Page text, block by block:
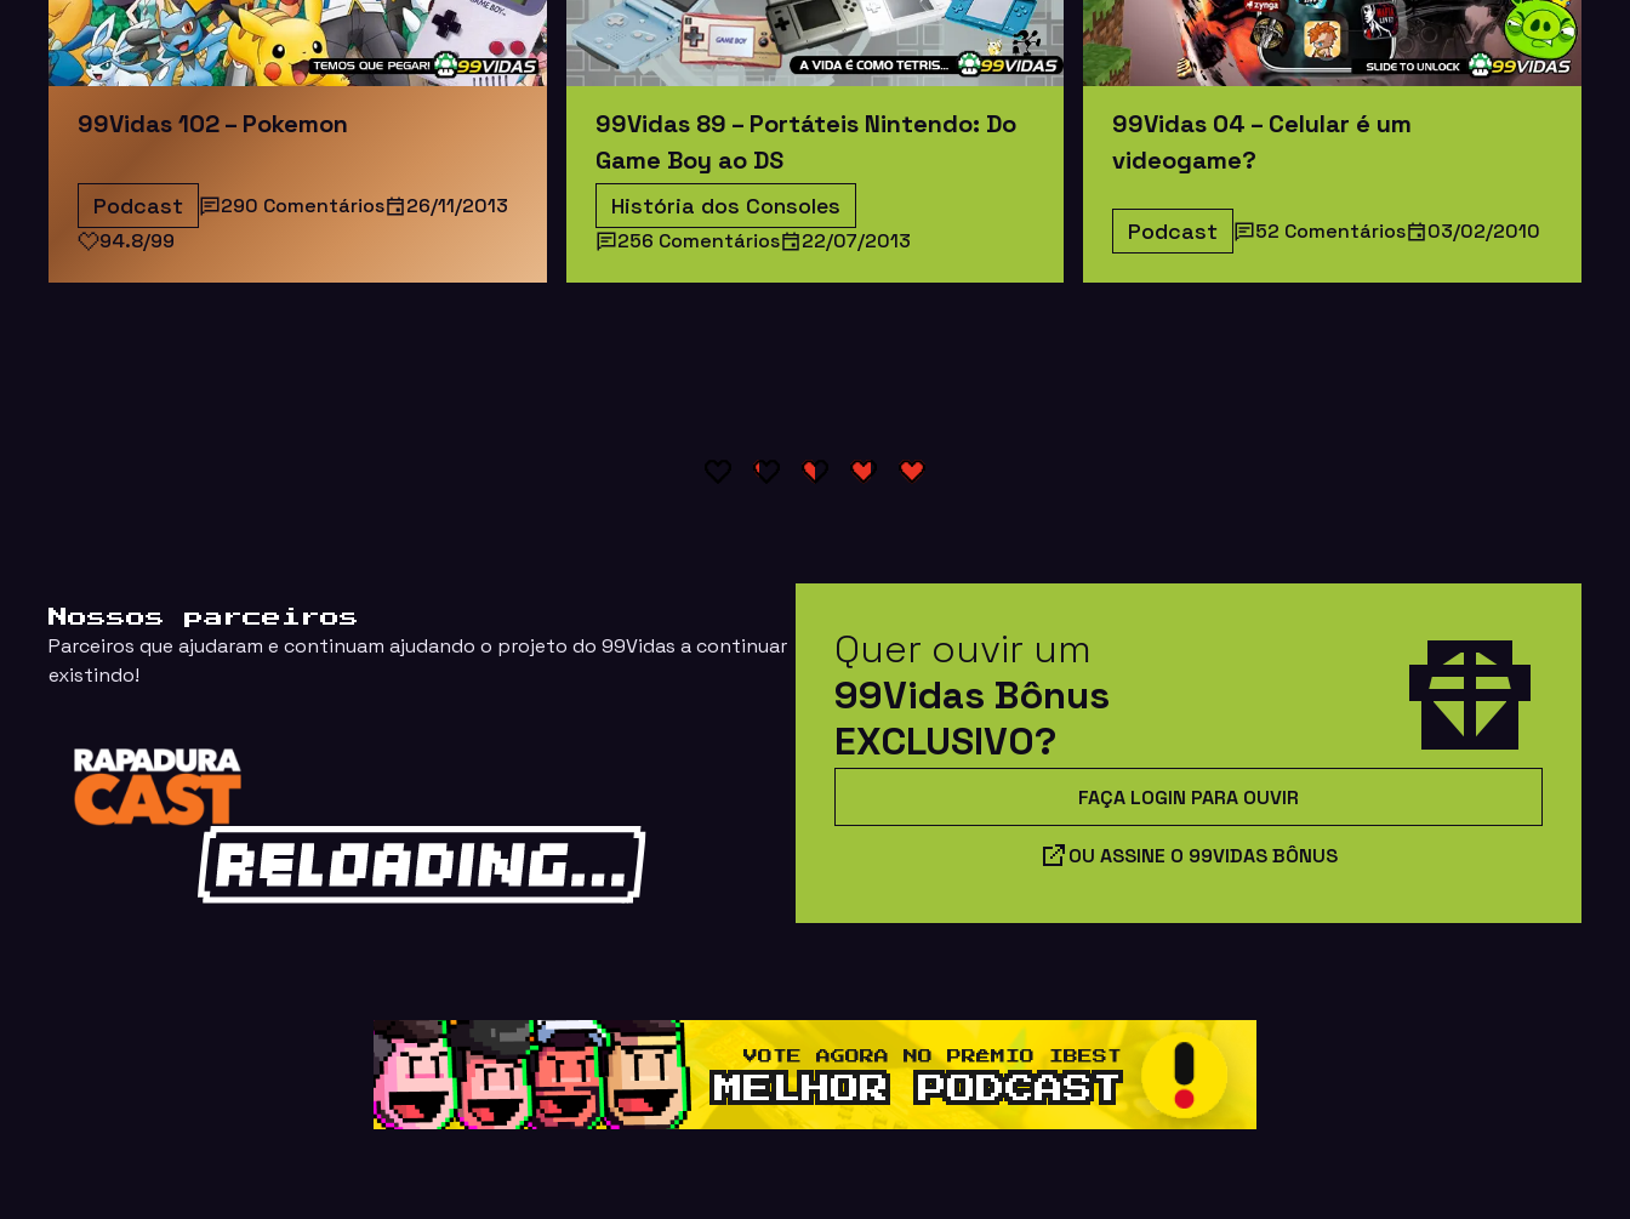
99Vidas 102 – Pokemon
Podcast 290 Comentários
26/11/2013
94.8/99
99Vidas 89 – Portáteis Nintendo: Do
Game Boy ao DS
História dos Consoles
256 Comentários 22/07/2013
99Vidas 04 – Celular é um
videogame?
Podcast 52 Comentários 03/02/2010
Quer ouvir um
99Vidas Bônus
EXCLUSIVO?
FAÇA LOGIN PARA OUVIR
OU ASSINE O 99VIDAS BÔNUS
Nossos parceiros
Parceiros que ajudaram e continuam ajudando o projeto do 99Vidas a continuar
existindo!